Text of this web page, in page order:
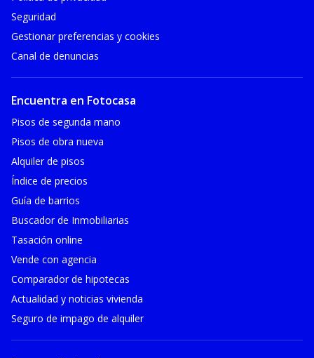
Seguridad
Gestionar preferencias y cookies
Canal de denuncias
Encuentra en Fotocasa
Pisos de segunda mano
Pisos de obra nueva
Alquiler de pisos
Índice de precios
Guía de barrios
Buscador de Inmobiliarias
Tasación online
Vende con agencia
Comparador de hipotecas
Actualidad y noticias vivienda
Seguro de impago de alquiler